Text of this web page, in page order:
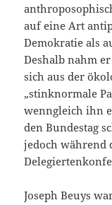
auf eine Art
Demokratie als
Deshalb nahm
sich aus der
„stinknormale
wenngleich ihn
den Bundestag
jedoch während
Joseph Beuys